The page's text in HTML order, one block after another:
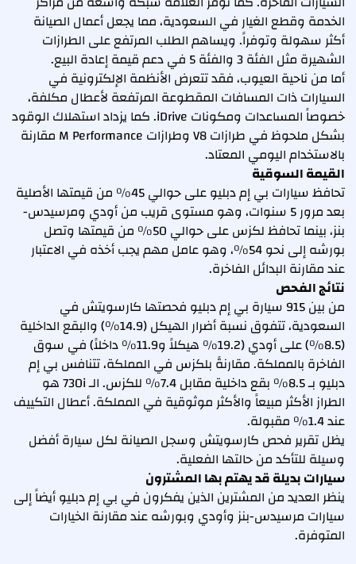
الخدمة وقطع الغيار في السعودية، مما يجعل أعمال الصيانة
أكثر سهولة وتوفراً. ويساهم الطلب المرتفع على الطرازات
الشهيرة مثل الفئة 3 والفئة 5 في دعم قيمة إعادة البيع.
أما من ناحية العيوب، فقد تتعرض الأنظمة الإلكترونية في
السيارات ذات المسافات المقطوعة المرتفعة لأعطال مكلفة،
خصوصاً المساعدات ومكونات iDrive. كما يزداد استهلاك الوقود
بشكل ملحوظ في طرازات V8 وطرازات M Performance مقارنة
بالاستخدام اليومي المعتاد.
القيمة السوقية
تحافظ سيارات بي إم دبليو على حوالي 45% من قيمتها الأصلية
بعد مرور 5 سنوات، وهو مستوى قريب من أودي ومرسيدس-
بنز، بينما تحافظ لكزس على حوالي 50% من قيمتها وتصل
بورشه إلى نحو 54%، وهو عامل مهم يجب أخذه في الاعتبار
عند مقارنة البدائل الفاخرة.
نتائج الفحص
من بين 915 سيارة بي إم دبليو فحصتها كارسويتش في
السعودية، تتفوق نسبة أضرار الهيكل (14.9%) والبقع الداخلية
(8.5%) على أودي (19.2% هيكلاً و11.9% داخلاً) في سوق
الفاخرة بالمملكة. مقارنةً بلكزس في المملكة، تتنافس بي إم
دبليو بـ 8.5% بقع داخلية مقابل 7.4% للكزس. الـ 730i هو
الطراز الأكثر مبيعاً والأكثر موثوقية في المملكة. أعطال التكييف
عند 1.4% مقبولة.
يظل تقرير فحص كارسويتش وسجل الصيانة لكل سيارة أفضل
وسيلة للتأكد من حالتها الفعلية.
سيارات بديلة قد يهتم بها المشترون
ينظر العديد من المشترين الذين يفكرون في بي إم دبليو أيضاً إلى
سيارات مرسيدس-بنز وأودي وبورشه عند مقارنة الخيارات
المتوفرة.